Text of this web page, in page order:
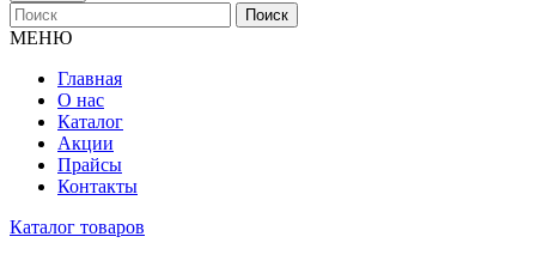
Поиск
МЕНЮ
Главная
О нас
Каталог
Акции
Прайсы
Контакты
Каталог товаров